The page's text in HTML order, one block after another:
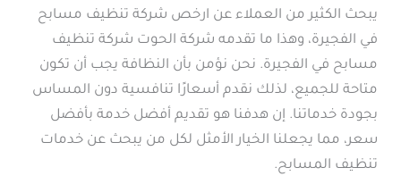
يبحث الكثير من العملاء عن ارخص شركة تنظيف مسابح
في الفجيرة، وهذا ما تقدمه شركة الحوت شركة تنظيف
مسابح في الفجيرة. نحن نؤمن بأن النظافة يجب أن تكون
متاحة للجميع، لذلك نقدم أسعارًا تنافسية دون المساس
بجودة خدماتنا. إن هدفنا هو تقديم أفضل خدمة بأفضل
سعر، مما يجعلنا الخيار الأمثل لكل من يبحث عن خدمات
تنظيف المسابح.